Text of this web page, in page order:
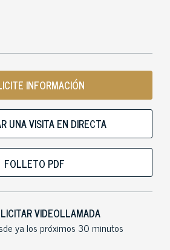
INFORMACIÓN
UNA VISITA EN DIRECTA
FOLLETO PDF
VIDEOLLAMADA
ya los próximos 30 minutos